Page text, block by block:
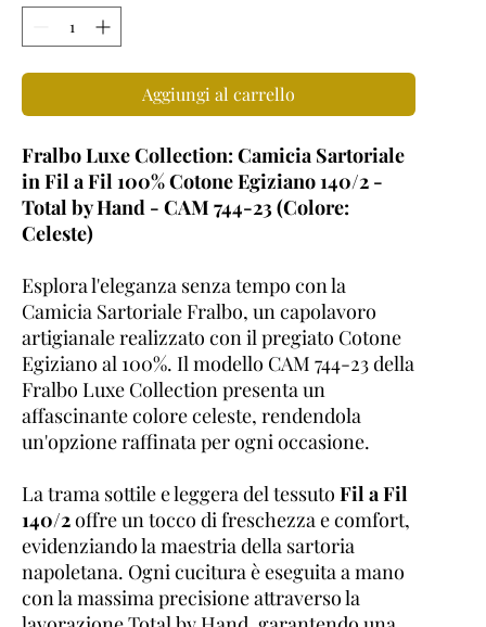
Aggiungi al carrello
Fralbo Luxe Collection: Camicia Sartoriale
in Fil a Fil 100% Cotone Egiziano 140/2 -
Total by Hand - CAM 744-23 (Colore:
Celeste)
Esplora l'eleganza senza tempo con la
Camicia Sartoriale Fralbo, un capolavoro
artigianale realizzato con il pregiato Cotone
Egiziano al 100%. Il modello CAM 744-23 della
Fralbo Luxe Collection presenta un
affascinante colore celeste, rendendola
un'opzione raffinata per ogni occasione.
La trama sottile e leggera del tessutoFil a Fil
140/2offre un tocco di freschezza e comfort,
evidenziando la maestria della sartoria
napoletana. Ogni cucitura è eseguita a mano
con la massima precisione attraverso la